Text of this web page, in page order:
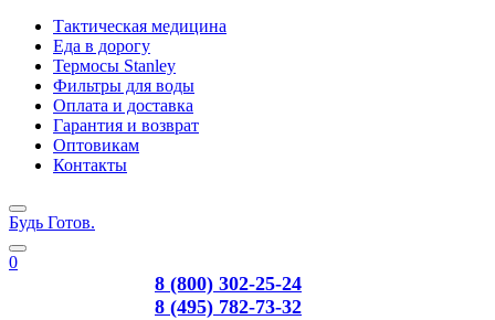
Тактическая медицина
Еда в дорогу
Термосы Stanley
Фильтры для воды
Оплата и доставка
Гарантия и возврат
Оптовикам
Контакты
Будь Готов.
0
8 (800) 302-25-24
8 (495) 782-73-32